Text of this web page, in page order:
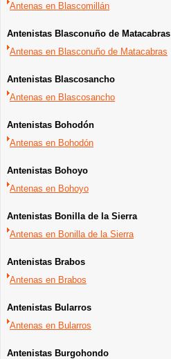
Antenas en Blascomillán
Antenistas Blasconuño de Matacabras
Antenas en Blasconuño de Matacabras
Antenistas Blascosancho
Antenas en Blascosancho
Antenistas Bohodón
Antenas en Bohodón
Antenistas Bohoyo
Antenas en Bohoyo
Antenistas Bonilla de la Sierra
Antenas en Bonilla de la Sierra
Antenistas Brabos
Antenas en Brabos
Antenistas Bularros
Antenas en Bularros
Antenistas Burgohondo